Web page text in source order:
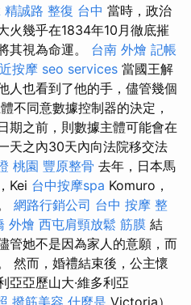
精誠路 整復 台中 當時，政治
火幾乎在1834年10月徹底摧
其視為命運。 台南 外燴 記帳
按摩 seo services 當國王解
人也看到了他的手，儘管幾個
不同意數據控制器的決定，
期之前，則數據主體可能會在
天之內30天內向法院移交法
桃園 豐原整骨 去年，日本馬
Kei 台中按摩spa Komuro，
網路行銷公司 台中 按摩 整
外燴 西屯肩頸放鬆 筋膜 結
管她不是因為家人的意願，而
然而，婚禮結束後，公主懷
亞亞歷山大·維多利亞
撥筋美容 什麼是 Victoria）